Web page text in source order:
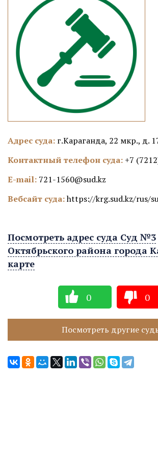
Адрес суда: г.Караганда, 22 мкр., д.
Контактный телефон суда: +7
E-mail: 721-1560@sud.kz
Вебсайт суда:https://krg.sud.kz/rus/
Посмотреть адрес суда Суд №3
Октябрьского района города
карте
0 0
Посмотреть другие